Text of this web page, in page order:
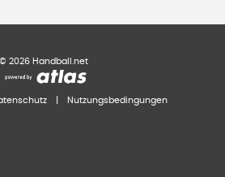
© 2026 Handball.net
Nutzungsbedingungen